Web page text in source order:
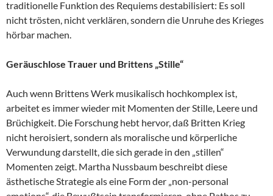
traditionelle Funktion des Requiems destabilisiert: Es soll
nicht trösten, nicht verklären, sondern die Unruhe des Krieges
hörbar machen.
Geräuschlose Trauer und Brittens „Stille“
Auch wenn Brittens Werk musikalisch hochkomplex ist,
arbeitet es immer wieder mit Momenten der Stille, Leere und
Brüchigkeit. Die Forschung hebt hervor, daß Britten Krieg
nicht heroisiert, sondern als moralische und körperliche
Verwundung darstellt, die sich gerade in den „stillen“
Momenten zeigt. Martha Nussbaum beschreibt diese
ästhetische Strategie als eine Form der „non-personal